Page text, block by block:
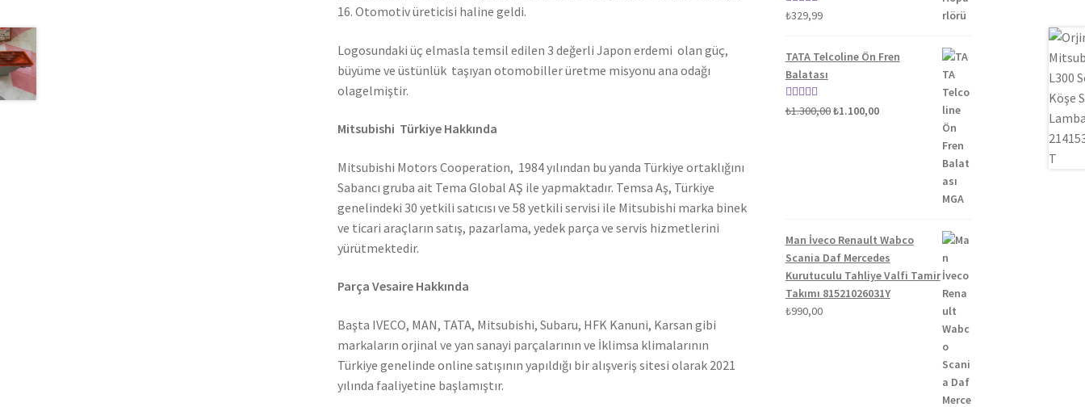
16. Otomotiv üreticisi haline geldi.
Logosundaki üç elmasla temsil edilen 3 değerli Japon erdemi olan güç,
büyüme ve üstünlük taşıyan otomobiller üretme misyonu ana odağı
olagelmiştir.
Mitsubishi Türkiye Hakkında
Mitsubishi Motors Cooperation, 1984 yılından bu yanda Türkiye ortaklığını
Sabancı gruba ait Tema Global AŞ ile yapmaktadır. Temsa Aş, Türkiye
genelindeki 30 yetkili satıcısı ve 58 yetkili servisi ile Mitsubishi marka binek
ve ticari araçların satış, pazarlama, yedek parça ve servis hizmetlerini
yürütmektedir.
Parça Vesaire Hakkında
Başta IVECO, MAN, TATA, Mitsubishi, Subaru, HFK Kanuni, Karsan gibi
markaların orjinal ve yan sanayi parçalarının ve İklimsa klimalarının
Türkiye genelinde online satışının yapıldığı bir alışveriş sitesi olarak 2021
yılında faaliyetine başlamıştır.
5 üzerinden
₺329,99
TATA Telcoline Ön Fren
Balatası
5 üzerinden
₺1.300,00Orijinal
₺1.100,00Şu
Man İveco Renault Wabco
Scania Daf Mercedes
Kurutuculu Tahliye Valfi Tamir
Takımı 81521026031Y
₺990,00